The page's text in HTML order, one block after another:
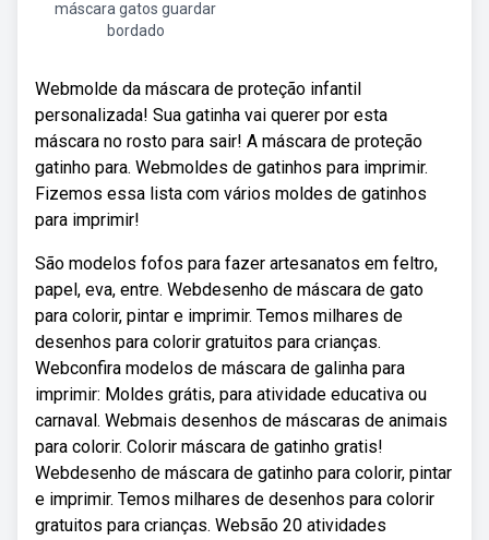
máscara gatos guardar
bordado
Webmolde da máscara de proteção infantil
personalizada! Sua gatinha vai querer por esta
máscara no rosto para sair! A máscara de proteção
gatinho para. Webmoldes de gatinhos para imprimir.
Fizemos essa lista com vários moldes de gatinhos
para imprimir!
São modelos fofos para fazer artesanatos em feltro,
papel, eva, entre. Webdesenho de máscara de gato
para colorir, pintar e imprimir. Temos milhares de
desenhos para colorir gratuitos para crianças.
Webconfira modelos de máscara de galinha para
imprimir: Moldes grátis, para atividade educativa ou
carnaval. Webmais desenhos de máscaras de animais
para colorir. Colorir máscara de gatinho gratis!
Webdesenho de máscara de gatinho para colorir, pintar
e imprimir. Temos milhares de desenhos para colorir
gratuitos para crianças. Websão 20 atividades